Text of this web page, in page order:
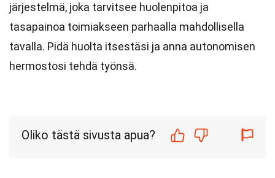
järjestelmä, joka tarvitsee huolenpitoa ja
tasapainoa toimiakseen parhaalla mahdollisella
tavalla. Pidä huolta itsestäsi ja anna autonomisen
hermostosi tehdä työnsä.
Oliko tästä sivusta apua?